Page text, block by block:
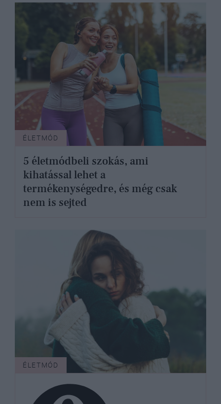
ÉLETMÓD
5 életmódbeli szokás, ami
kihatással lehet a
termékenységedre, és még csak
nem is sejted
ÉLETMÓD